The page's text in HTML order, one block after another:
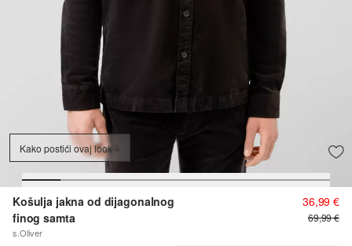
Kako postići ovaj look
Košulja jakna od dijagonalnog
finog samta
s.Oliver
36,99 €
69,99 €